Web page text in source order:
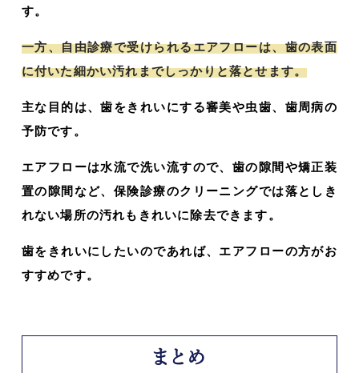
す。
一方、自由診療で受けられるエアフローは、歯の表面
に付いた細かい汚れまでしっかりと落とせます。
主な目的は、歯をきれいにする審美や虫歯、歯周病の
予防です。
エアフローは水流で洗い流すので、歯の隙間や矯正装
置の隙間など、保険診療のクリーニングでは落としき
れない場所の汚れもきれいに除去できます。
歯をきれいにしたいのであれば、エアフローの方がお
すすめです。
まとめ